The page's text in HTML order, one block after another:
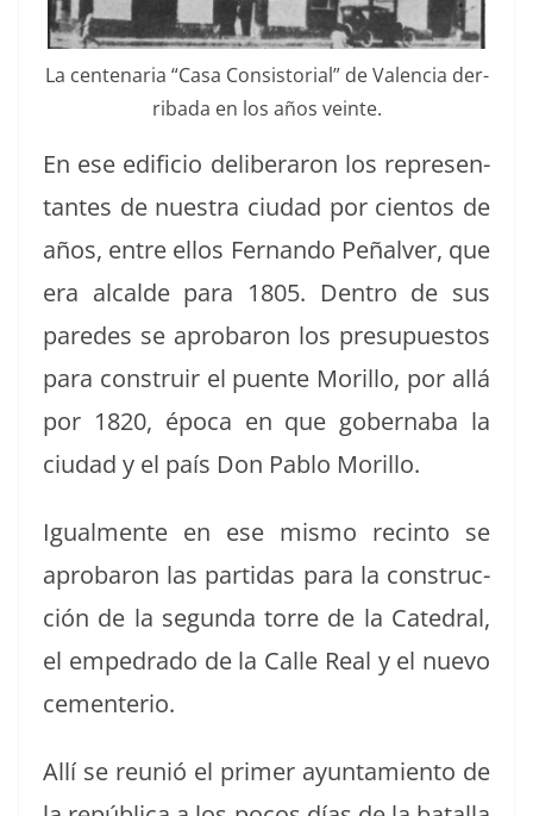
La cen­te­nar­ia “Casa Con­sis­to­r­i­al” de Valen­cia der­
rib­a­da en los años veinte.
En ese edi­fi­cio delib­er­aron los rep­re­sen­
tantes de nues­tra ciu­dad por cien­tos de
años, entre ellos Fer­nan­do Peñalver, que
era alcalde para 1805. Den­tro de sus
pare­des se apro­baron los pre­supuestos
para con­stru­ir el puente Moril­lo, por allá
por 1820, época en que gob­ern­a­ba la
ciu­dad y el país Don Pablo Morillo.
Igual­mente en ese mis­mo recin­to se
apro­baron las par­tidas para la con­struc­
ción de la segun­da torre de la Cat­e­dral,
el empe­dra­do de la Calle Real y el nue­vo
cementerio.
Allí se reunió el primer ayun­tamien­to de